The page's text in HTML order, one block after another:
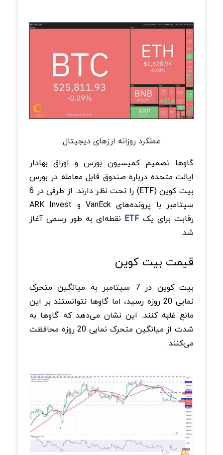
عملکرد روزانه ارزهای دیجیتال
گاوها تصمیم کمیسیون بورس و اوراق بهادار
ایالت متحده درباره صندوق قابل معامله در بورس
بیت کوین (ETF) را تحت نظر دارند. از طرفی در 6
سپتامبر با پرونده‌های VanEck و ARK Invest
رقابت برای یکETF نقطه‌ای به طور رسمی آغاز
شد.
قیمت بیت کوین
بیت کوین در 7 سپتامبر به میانگین متحرک
نمایی 20 روزه رسید، اما گاوها نتوانستند بر این
مانع غلبه کنند. این نشان می‌دهد که گاوها به
شدت از میانگین متحرک نمایی 20 روزه محافظت
می‌کنند.